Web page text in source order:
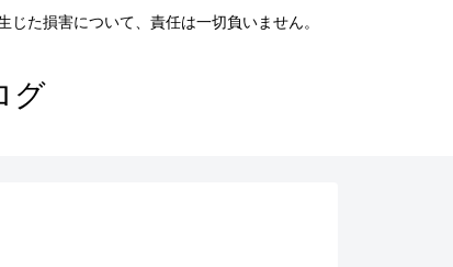
た損害について、責任は一切負いません。
グ